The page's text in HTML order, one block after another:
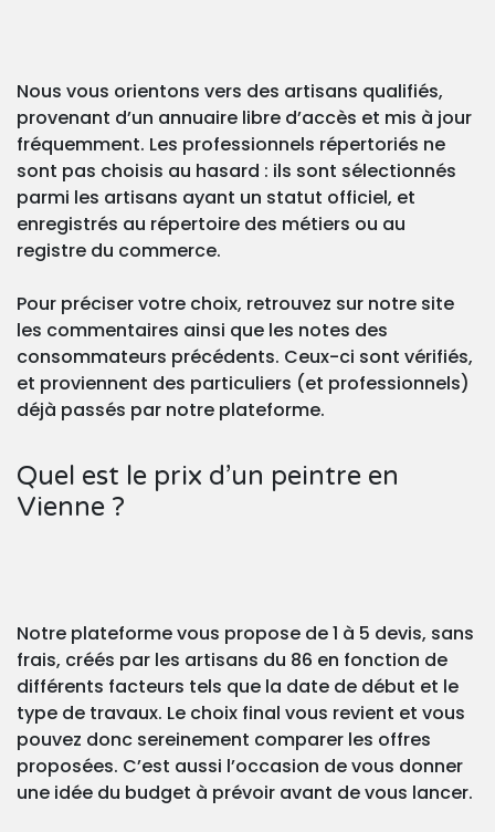
Nous vous orientons vers des artisans qualifiés,
provenant d’un annuaire libre d’accès et mis à jour
fréquemment. Les professionnels répertoriés ne
sont pas choisis au hasard : ils sont sélectionnés
parmi les artisans ayant un statut officiel, et
enregistrés au répertoire des métiers ou au
registre du commerce.
Pour préciser votre choix, retrouvez sur notre site
les commentaires ainsi que les notes des
consommateurs précédents. Ceux-ci sont vérifiés,
et proviennent des particuliers (et professionnels)
déjà passés par notre plateforme.
Quel est le prix d’un peintre en
Vienne ?
Notre plateforme vous propose de 1 à 5 devis, sans
frais, créés par les artisans du 86 en fonction de
différents facteurs tels que la date de début et le
type de travaux. Le choix final vous revient et vous
pouvez donc sereinement comparer les offres
proposées. C’est aussi l’occasion de vous donner
une idée du budget à prévoir avant de vous lancer.